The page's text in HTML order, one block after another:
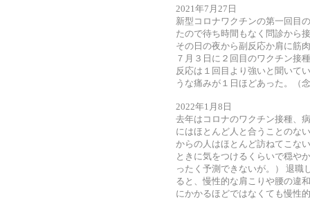
2021年7月27日
新型コロナワクチンの第一回目
たので待ち時間もなく問診から
その日の夜から副反応か肩に筋
７月３日に２回目のワクチン接
反応は１回目より強いと聞いて
うな痛みが１日ほどあった。（
2022年1月8日
去年はコロナのワクチン接種、
にはほとんど人と合うことのな
からの人はほとんど訪ねてこな
ときに気をつけるくらいで穏や
ったく予測できないが。） 退職
ると、慢性的な肩こりや腰の違
にかかるほどではなくても慢性